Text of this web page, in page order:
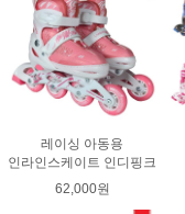
레이싱 아동용
인라인스케이트 인디핑크
62,000원